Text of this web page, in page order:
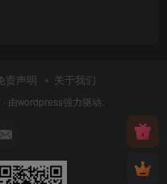
责声明 关于我们
· 由wordpress强力驱动.